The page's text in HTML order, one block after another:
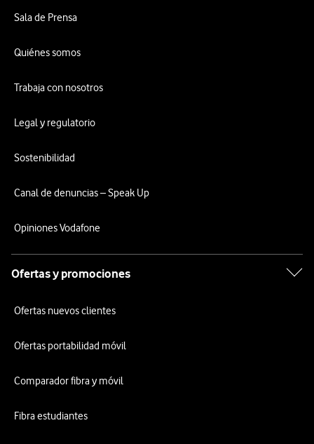
Sala de Prensa
Quiénes somos
Trabaja con nosotros
Legal y regulatorio
Sostenibilidad
Canal de denuncias – Speak Up
Opiniones Vodafone
Ofertas y promociones
Ofertas nuevos clientes
Ofertas portabilidad móvil
Comparador fibra y móvil
Fibra estudiantes